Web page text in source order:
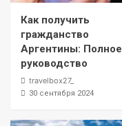
Как получить
гражданство
Аргентины: Полное
руководство
travelbox27_
30 сентября 2024